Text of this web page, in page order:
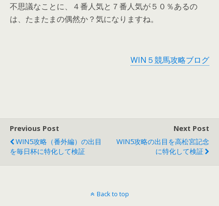
不思議なことに、４番人気と７番人気が５０％あるの
は、たまたまの偶然か？気になりますね。
WIN５競馬攻略ブログ
Previous Post
WIN5攻略（番外編）の出目
を毎日杯に特化して検証
Next Post
WIN5攻略の出目を高松宮記念
に特化して検証
Back to top